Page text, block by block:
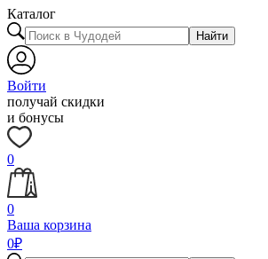
Каталог
Найти
Войти
получай скидки
и бонусы
0
0
Ваша корзина
0₽